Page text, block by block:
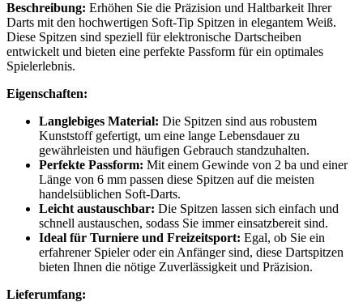
Beschreibung: Erhöhen Sie die Präzision und Haltbarkeit Ihrer
Darts mit den hochwertigen Soft-Tip Spitzen in elegantem Weiß.
Diese Spitzen sind speziell für elektronische Dartscheiben
entwickelt und bieten eine perfekte Passform für ein optimales
Spielerlebnis.
Eigenschaften:
Langlebiges Material: Die Spitzen sind aus robustem
Kunststoff gefertigt, um eine lange Lebensdauer zu
gewährleisten und häufigen Gebrauch standzuhalten.
Perfekte Passform: Mit einem Gewinde von 2 ba und einer
Länge von 6 mm passen diese Spitzen auf die meisten
handelsüblichen Soft-Darts.
Leicht austauschbar: Die Spitzen lassen sich einfach und
schnell austauschen, sodass Sie immer einsatzbereit sind.
Ideal für Turniere und Freizeitsport: Egal, ob Sie ein
erfahrener Spieler oder ein Anfänger sind, diese Dartspitzen
bieten Ihnen die nötige Zuverlässigkeit und Präzision.
Lieferumfang: